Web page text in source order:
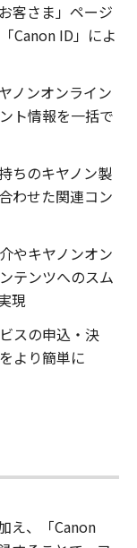
客さま」ページ
Canon ID」によ
ノンオンライン
ト情報を一括で
ちのキヤノン製
わせた関連コン
やキヤノンオン
テンツへのスム
現
スの申込・決
より簡単に
え、「Canon